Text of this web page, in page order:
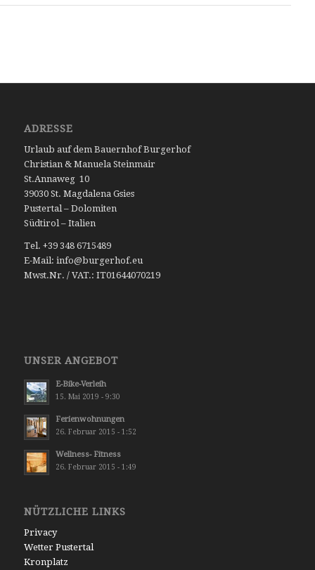
ADRESSE
Urlaub auf dem Bauernhof Burgerhof
Christian & Manuela Steinmair
St.Annaweg 10
39030 St. Magdalena Gsies
Pustertal – Dolomiten
Südtirol – Italien
Tel. +39 348 6715489
E-Mail: info@burgerhof.eu
Mwst.Nr. / VAT.: IT01644070219
UNSER ANGEBOT
E-Bike-Verleih
15. Mai 2019 - 9:30
Ferienwohnungen
26. Februar 2015 - 1:52
Wellness- Fitness
26. Februar 2015 - 1:49
NÜTZLICHE LINKS
Privacy
Wetter Pustertal
Kronplatz